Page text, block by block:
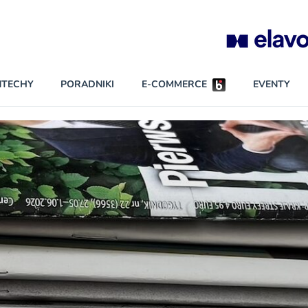
BEZPIECZEŃSTWO
INNI NAPISALI
KONTA
PRAWO
RAPORTY SPECJALNE
NAJCZĘŚCIEJ CZYTANE
Darmowy
wszystkich
W najniższych
Czytaj więcej
PORADNIKI E-COMMERCE EVENTY